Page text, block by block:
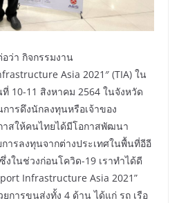
ว่า กิจกรรมงาน
Asia 2021″ (TIA) ใน
10-11 สิงหาคม 2564 ในจังหวัด
ารดึงนักลงทุนหรือเจ้าของ
าสให้คนไทยได้มีโอกาสพัฒนา
ารลงทุนจากต่างประเทศในพื้นที่อีอี
ในช่วงก่อนโควิด-19 เราทำได้ดี
Infrastructure Asia 2021”
การขนส่งทั้ง 4 ด้าน ได้แก่ รถ เรือ